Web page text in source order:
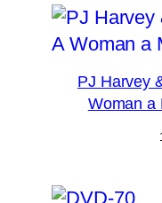
PJ Harvey
Woman a